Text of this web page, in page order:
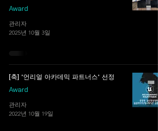
Award
관리자
2025년 10월 3일
[축] '언리얼 아카데믹 파트너스' 선정
Award
관리자
2022년 10월 19일